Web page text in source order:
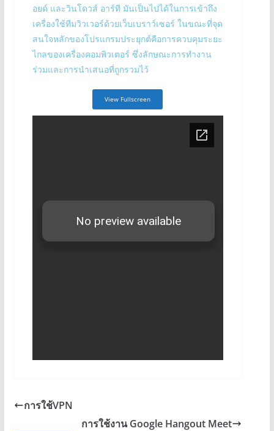
อยด์ และวินโดวส์ อาร์ที มันเป็นไปได้ในการเข้าถึง
เครื่องใช้ทีมวิวเวอร์ด้วยเว็บเบราว์เซอร์ ในขณะที่จุด
สนใจหลักของโปรแกรมประยุกต์คือการควบคุมระยะ
ไกลของเครื่องคอมพิวเตอร์ ซึ่งลักษณะการทำงาน
ร่วมและการนำเสนอที่ถูกรวมไว้
View Fullscreen
การใช้VPN
การใช้งาน Google Hangout Meet